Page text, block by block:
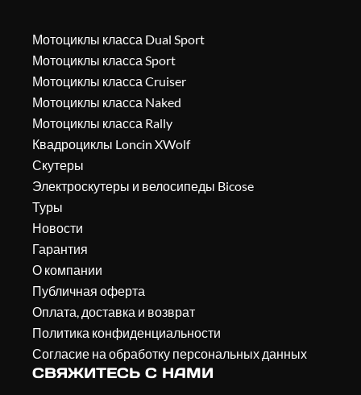
Мотоциклы класса Dual Sport
Мотоциклы класса Sport
Мотоциклы класса Cruiser
Мотоциклы класса Naked
Мотоциклы класса Rally
Квадроциклы Loncin XWolf
Скутеры
Электроскутеры и велосипеды Bicose
Туры
Новости
Гарантия
О компании
Публичная оферта
Оплата, доставка и возврат
Политика конфиденциальности
Согласие на обработку персональных данных
СВЯЖИТЕСЬ С НАМИ